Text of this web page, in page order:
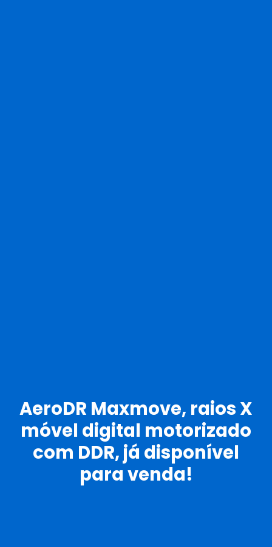
AeroDR Maxmove, raios X
móvel digital motorizado
com DDR, já disponível
para venda!